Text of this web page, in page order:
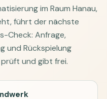
im Raum Hanau,
führt der nächste
Check: Anfrage,
und Rückspielung
und gibt frei.